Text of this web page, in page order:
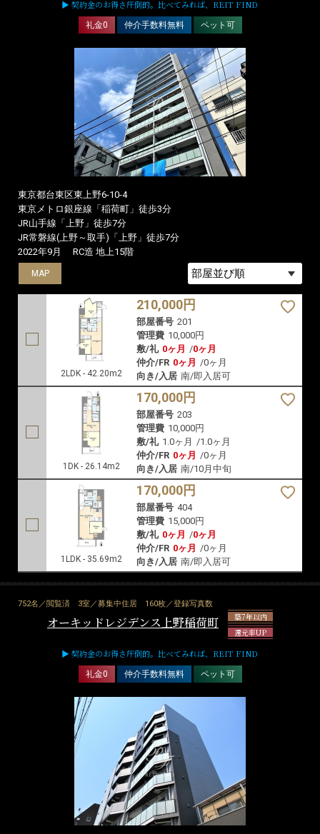
▶ 契約金のお得さ圧倒的。比べてみれば、REIT FIND
礼金0 仲介手数料無料 ペット可
東京都台東区東上野6-10-4
東京メトロ銀座線「稲荷町」徒歩3分
JR山手線「上野」徒歩7分
JR常磐線(上野～取手)「上野」徒歩7分
2022年9月
RC造 地上15階
MAP
2LDK - 42.20m2
210,000円
部屋番号 201
管理費 10,000円
敷/礼 0ヶ月 /0ヶ月
仲介/FR 0ヶ月 /0ヶ月
向き/入居 南/即入居可
MAP
1DK - 26.14m2
170,000円
部屋番号 203
管理費 10,000円
敷/礼 1.0ヶ月 /1.0ヶ月
仲介/FR 0ヶ月 /0ヶ月
向き/入居 南/10月中旬
MAP
1LDK - 35.69m2
170,000円
部屋番号 404
管理費 15,000円
敷/礼 0ヶ月 /0ヶ月
仲介/FR 0ヶ月 /0ヶ月
向き/入居 南/即入居可
752名／閲覧済 3室／募集中住居 160枚／登録写真数
オーキッドレジデンス上野稲荷町
築7年以内
還元率UP
▶ 契約金のお得さ圧倒的。比べてみれば、REIT FIND
礼金0 仲介手数料無料 ペット可